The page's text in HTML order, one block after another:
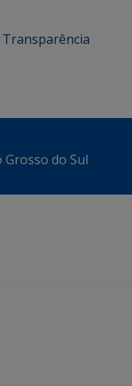
Transparência
do Sul